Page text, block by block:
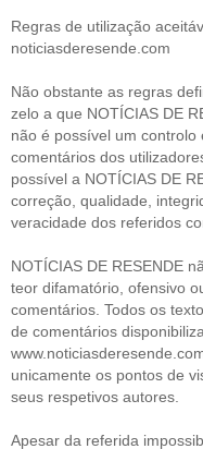
Regras de utilização
noticiasderesende.com
Não obstante as regras
zelo a que NOTÍCIAS DE
não é possível um controlo
comentários dos
possível a NOTÍCIAS DE
correção, qualidade,
veracidade dos referidos
NOTÍCIAS DE RESENDE
teor difamatório, ofensivo
comentários. Todos os
de comentários
unicamente os pontos de
seus respetivos autores.
Apesar da referida